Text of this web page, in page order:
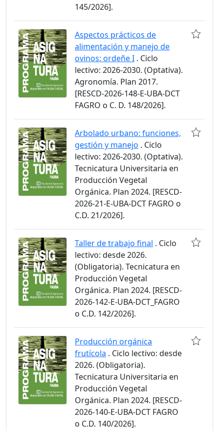
145/2026].
Aspectos prácticos de
alimentación y manejo de
ovinos: ordeñe I . Ciclo
lectivo: 2026-2030. (Optativa).
Agronomía. Plan 2017.
[RESCD-2026-148-E-UBA-DCT
FAGRO o C. D. 148/2026].
Arbolado urbano: funciones,
gestión y manejo . Ciclo
lectivo: 2026-2030. (Optativa).
Tecnicatura Universitaria en
Producción Vegetal
Orgánica. Plan 2024. [RESCD-
2026-21-E-UBA-DCT FAGRO o
C.D. 21/2026].
Taller de trabajo final . Ciclo
lectivo: desde 2026.
(Obligatoria). Tecnicatura en
Producción Vegetal
Orgánica. Plan 2024. [RESCD-
2026-142-E-UBA-DCT_FAGRO
o C.D. 142/2026].
Producción orgánica
frutícola . Ciclo lectivo: desde
2026. (Obligatoria).
Tecnicatura Universitaria en
Producción Vegetal
Orgánica. Plan 2024. [RESCD-
2026-140-E-UBA-DCT FAGRO
o C.D. 140/2026].